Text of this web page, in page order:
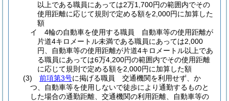
以上である職員にあっては2万1,700円の範囲内でその
使用距離に応じて規則で定める額を2,000円に加算した
額
イ
4輪の自動車を使用する職員 自動車等の使用距離が
片道4キロメートル未満である職員にあっては2,000
円、自動車等の使用距離が片道4キロメートル以上であ
る職員にあっては6万4,200円の範囲内でその使用距離
に応じて規則で定める額を2,000円に加算した額
(3)
前項第3号に掲げる職員 交通機関を利用せず、か
つ、自動車等を使用しないで徒歩により通勤するものと
した場合の通勤距離、交通機関の利用距離、自動車等の